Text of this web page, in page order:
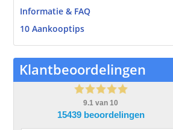
Informatie & FAQ
10 Aankooptips
Klantbeoordelingen
9.1 van 10
15439 beoordelingen